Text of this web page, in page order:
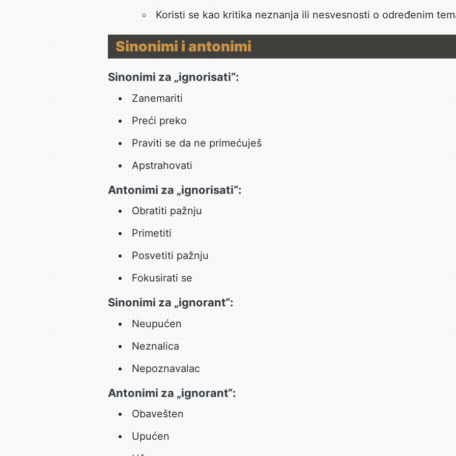
Koristi se kao kritika neznanja ili nesvesnosti o određenim
Sinonimi i antonimi
Sinonimi za „ignorisati“:
Zanemariti
Preći preko
Praviti se da ne primećuješ
Apstrahovati
Antonimi za „ignorisati“:
Obratiti pažnju
Primetiti
Posvetiti pažnju
Fokusirati se
Sinonimi za „ignorant“:
Neupućen
Neznalica
Nepoznavalac
Antonimi za „ignorant“:
Obavešten
Upućen